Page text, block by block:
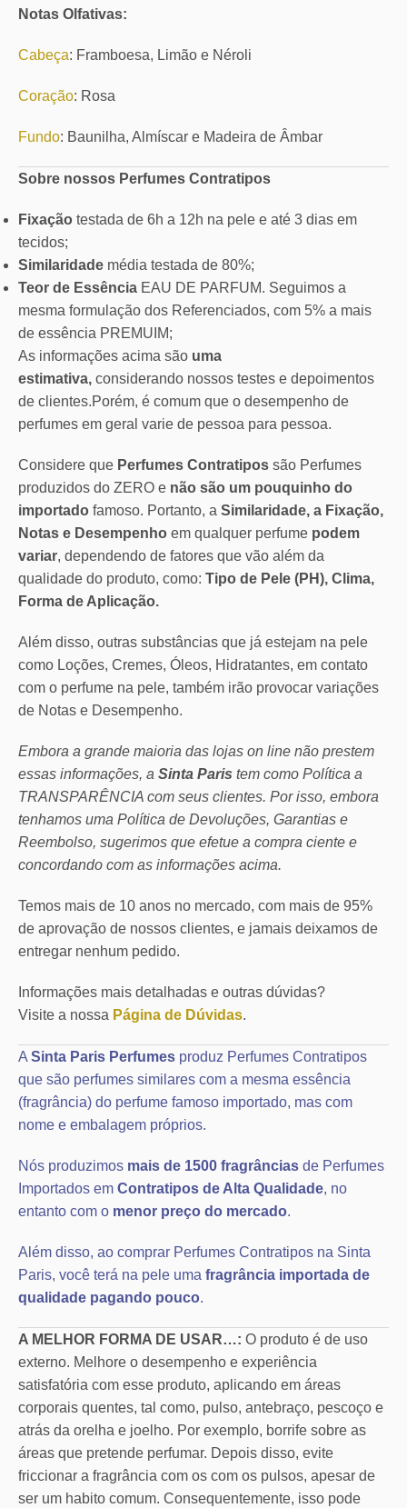
Notas Olfativas:
Cabeça: Framboesa, Limão e Néroli
Coração: Rosa
Fundo: Baunilha, Almíscar e Madeira de Âmbar
Sobre nossos Perfumes Contratipos
Fixação testada de 6h a 12h na pele e até 3 dias em
tecidos;
Similaridade média testada de 80%;
Teor de Essência EAU DE PARFUM. Seguimos a
mesma formulação dos Referenciados, com 5% a mais
de essência PREMUIM;
As informações acima são uma
estimativa, considerando nossos testes e depoimentos
de clientes.Porém, é comum que o desempenho de
perfumes em geral varie de pessoa para pessoa.
Considere que Perfumes Contratipos são Perfumes
produzidos do ZERO e não são um pouquinho do
importado famoso. Portanto, a Similaridade, a Fixação,
Notas e Desempenho em qualquer perfume podem
variar, dependendo de fatores que vão além da
qualidade do produto, como: Tipo de Pele (PH), Clima,
Forma de Aplicação.
Além disso, outras substâncias que já estejam na pele
como Loções, Cremes, Óleos, Hidratantes, em contato
com o perfume na pele, também irão provocar variações
de Notas e Desempenho.
Embora a grande maioria das lojas on line não prestem
essas informações, a Sinta Paris tem como Política a
TRANSPARÊNCIA com seus clientes. Por isso, embora
tenhamos uma Política de Devoluções, Garantias e
Reembolso, sugerimos que efetue a compra ciente e
concordando com as informações acima.
Temos mais de 10 anos no mercado, com mais de 95%
de aprovação de nossos clientes, e jamais deixamos de
entregar nenhum pedido.
Informações mais detalhadas e outras dúvidas?
Visite a nossa Página de Dúvidas.
A Sinta Paris Perfumes produz Perfumes Contratipos
que são perfumes similares com a mesma essência
(fragrância) do perfume famoso importado, mas com
nome e embalagem próprios.
Nós produzimos mais de 1500 fragrâncias de Perfumes
Importados em Contratipos de Alta Qualidade, no
entanto com o menor preço do mercado.
Além disso, ao comprar Perfumes Contratipos na Sinta
Paris, você terá na pele uma fragrância importada de
qualidade pagando pouco.
A MELHOR FORMA DE USAR…: O produto é de uso
externo. Melhore o desempenho e experiência
satisfatória com esse produto, aplicando em áreas
corporais quentes, tal como, pulso, antebraço, pescoço e
atrás da orelha e joelho. Por exemplo, borrife sobre as
áreas que pretende perfumar. Depois disso, evite
friccionar a fragrância com os com os pulsos, apesar de
ser um habito comum. Consequentemente, isso pode